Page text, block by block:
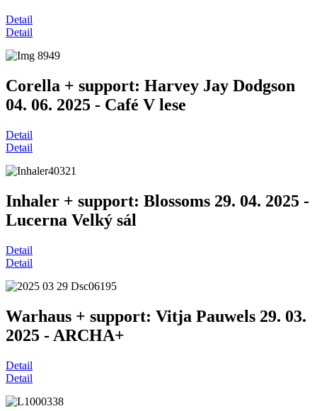
Detail
Detail
Corella + support: Harvey Jay Dodgson
04. 06. 2025 - Café V lese
Detail
Detail
Inhaler + support: Blossoms 29. 04. 2025 -
Lucerna Velký sál
Detail
Detail
Warhaus + support: Vitja Pauwels 29. 03.
2025 - ARCHA+
Detail
Detail